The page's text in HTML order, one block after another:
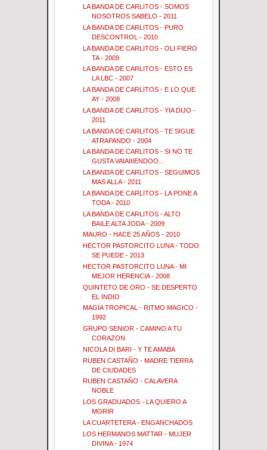
LA BANDA DE CARLITOS - SOMOS
NOSOTROS SABELO - 2011
LA BANDA DE CARLITOS - PURO
DESCONTROL - 2010
LA BANDA DE CARLITOS - OLI FIERO
TA - 2009
LA BANDA DE CARLITOS - ESTO ES
LA LBC - 2007
LA BANDA DE CARLITOS - E LO QUE
AY - 2008
LA BANDA DE CARLITOS - YIA DIJO -
2011
LA BANDA DE CARLITOS - TE SIGUE
ATRAPANDO - 2004
LA BANDA DE CARLITOS - SI NO TE
GUSTA VAIAIIIENDOO...
LA BANDA DE CARLITOS - SEGUIMOS
MAS ALLA - 2011
LA BANDA DE CARLITOS - LA PONE A
TODA - 2010
LA BANDA DE CARLITOS - ALTO
BAILE ALTA JODA - 2009
MAURO - HACE 25 AÑOS - 2010
HECTOR PASTORCITO LUNA - TODO
SE PUEDE - 2013
HECTOR PASTORCITO LUNA - MI
MEJOR HERENCIA - 2008
QUINTETO DE ORO - SE DESPERTO
EL INDIO
MAGIA TROPICAL - RITMO MAGICO -
1992
GRUPO SENIOR - CAMINO A TU
CORAZON
NICOLA DI BARI - Y TE AMABA
RUBEN CASTAÑO - MADRE TIERRA
DE CIUDADES
RUBEN CASTAÑO - CALAVERA
NOBLE
LOS GRADUADOS - LA QUIERO A
MORIR
LA CUARTETERA - ENGANCHADOS
LOS HERMANOS MATTAR - MUJER
DIVINA - 1974